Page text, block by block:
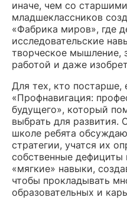
иначе, чем со
младшеклассников
«Фабрика миров», где
исследовательские
творческое мышление,
работой и даже
Для тех, кто постарше,
«Профнавигация:
будущего», который
выбрать для развития.
школе ребята
стратегии, учатся их
собственные дефициты
«мягкие» навыки,
чтобы прокладывать
образовательных и